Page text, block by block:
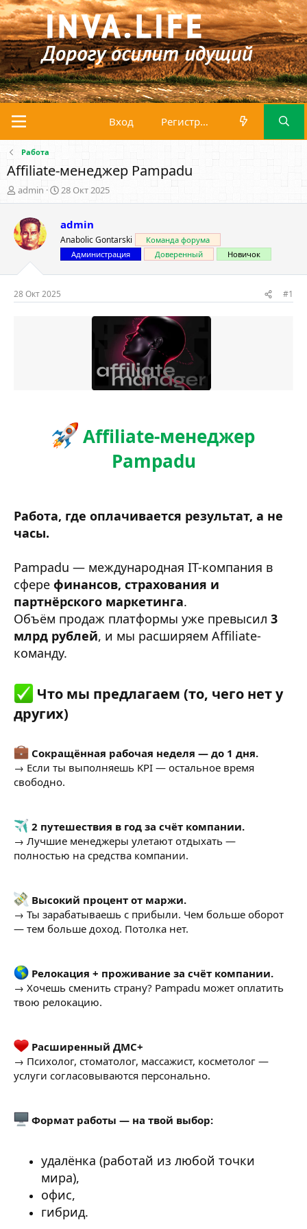
Вход Регистрация
Работа
Affiliate-менеджер Pampadu
А
в
о
р
т
м
ы
admin
Д
а
а
н
а
ч
а
а
28 Окт 2025
admin
Anabolic Gontarski
Команда форума
Администрация
Доверенный Новичок
28 Окт 2025 #1
Affiliate-менеджер
Pampadu
Работа, где оплачивается результат, а не
часы.
Pampadu — международная IT-компания в
сфере финансов, страхования и
партнёрского маркетинга.
Объём продаж платформы уже превысил 3
млрд рублей, и мы расширяем Affiliate-
команду.
Что мы предлагаем (то, чего нет у
других)​
Сокращённая рабочая неделя — до 1 дня.
→ Если ты выполняешь KPI — остальное время
свободно.
2 путешествия в год за счёт компании.
→ Лучшие менеджеры улетают отдыхать —
полностью на средства компании.
Высокий процент от маржи.
→ Ты зарабатываешь с прибыли. Чем больше оборот
— тем больше доход. Потолка нет.
Релокация + проживание за счёт компании.
→ Хочешь сменить страну? Pampadu может оплатить
твою релокацию.
Расширенный ДМС+
→ Психолог, стоматолог, массажист, косметолог —
услуги согласовываются персонально.
Формат работы — на твой выбор:
удалёнка (работай из любой точки
мира),
офис,
гибрид.